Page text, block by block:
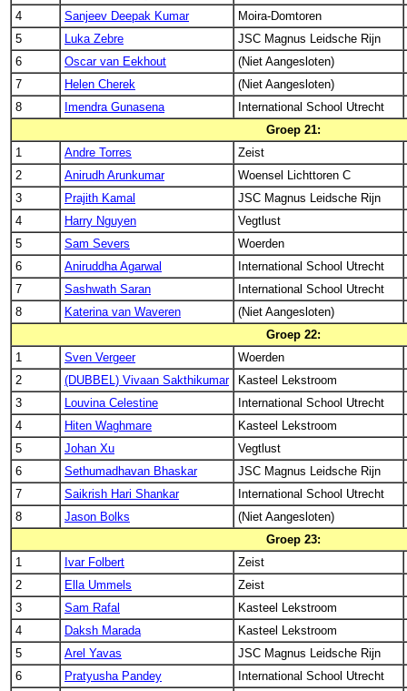
4
Sanjeev Deepak Kumar
Moira-Domtoren
5
Luka Zebre
JSC Magnus Leidsche Rijn
6
Oscar van Eekhout
(Niet Aangesloten)
7
Helen Cherek
(Niet Aangesloten)
8
Imendra Gunasena
International School Utrecht
Groep 21:
1
Andre Torres
Zeist
2
Anirudh Arunkumar
Woensel Lichttoren C
3
Prajith Kamal
JSC Magnus Leidsche Rijn
4
Harry Nguyen
Vegtlust
5
Sam Severs
Woerden
6
Aniruddha Agarwal
International School Utrecht
7
Sashwath Saran
International School Utrecht
8
Katerina van Waveren
(Niet Aangesloten)
Groep 22:
1
Sven Vergeer
Woerden
2
(DUBBEL) Vivaan Sakthikumar
Kasteel Lekstroom
3
Louvina Celestine
International School Utrecht
4
Hiten Waghmare
Kasteel Lekstroom
5
Johan Xu
Vegtlust
6
Sethumadhavan Bhaskar
JSC Magnus Leidsche Rijn
7
Saikrish Hari Shankar
International School Utrecht
8
Jason Bolks
(Niet Aangesloten)
Groep 23:
1
Ivar Folbert
Zeist
2
Ella Ummels
Zeist
3
Sam Rafal
Kasteel Lekstroom
4
Daksh Marada
Kasteel Lekstroom
5
Arel Yavas
JSC Magnus Leidsche Rijn
6
Pratyusha Pandey
International School Utrecht